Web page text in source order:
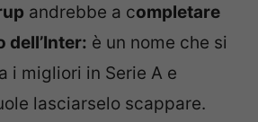
andrebbe a completare
dell’Inter: è un nome che si
i migliori in Serie A e
lasciarselo scappare.